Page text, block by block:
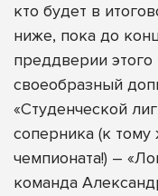
кто будет в
ниже, пока до
преддверии
своеобразный
«Студенческой
соперника (к
чемпионата!) –
команда